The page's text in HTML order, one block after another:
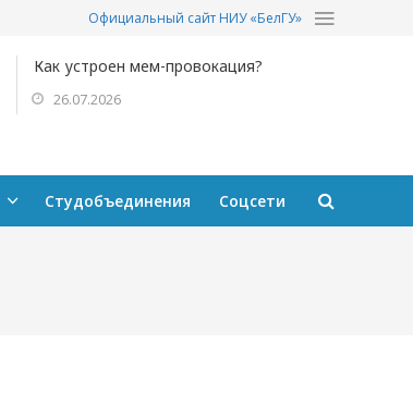
Официальный сайт НИУ «БелГУ»
Как устроен мем-провокация?
26.07.2026
Студобъединения Соцсети